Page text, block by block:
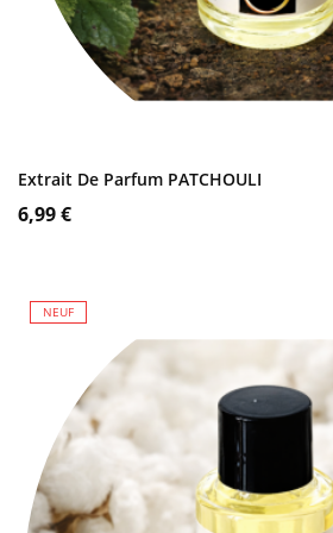
Extrait De Parfum PATCHOULI
Prix
6,99 €
NEUF